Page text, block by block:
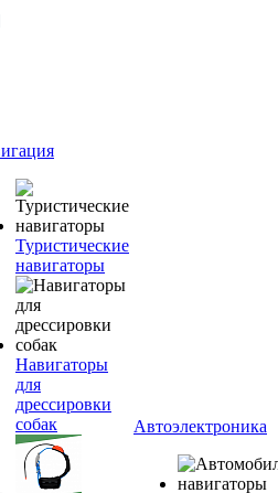
Туристические
навигаторы
Навигаторы
для
дрессировки
собак
Автоэлектроника